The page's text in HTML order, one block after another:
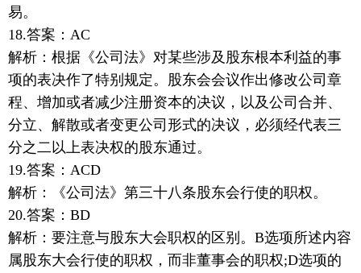
易。
18.答案：AC
解析：根据《公司法》对某些涉及股东根本利益的事
项的表决作了特别规定。股东会会议作出修改公司章
程、增加或者减少注册资本的决议，以及公司合并、
分立、解散或者变更公司形式的决议，必须经代表三
分之二以上表决权的股东通过。
19.答案：ACD
解析：《公司法》第三十八条股东会行使的职权。
20.答案：BD
解析：要注意与股东大会职权的区别。B选项所述内容
属股东大会行使的职权，而非董事会的职权;D选项的